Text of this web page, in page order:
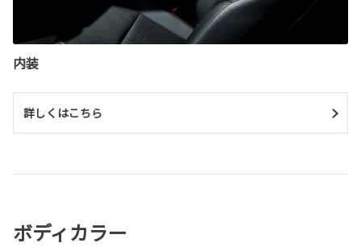
内装
詳しくはこちら
ボディカラー